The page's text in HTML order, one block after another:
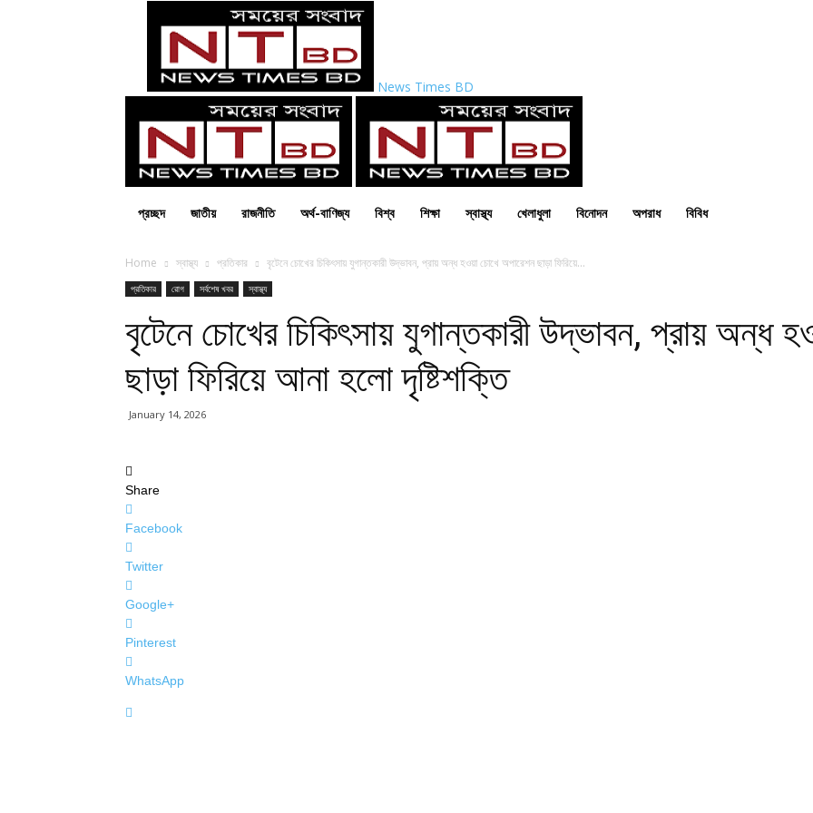
News Times BD
প্রচ্ছদ জাতীয় রাজনীতি অর্থ-বাণিজ্য বিশ্ব শিক্ষা স্বাস্থ্য খেলাধুলা বিনোদন অপরাধ বিবিধ
Home স্বাস্থ্য প্রতিকার বৃটেনে চোখের চিকিৎসায় যুগান্তকারী উদ্ভাবন, প্রায় অন্ধ হওয়া চোখে অপারেশন ছাড়া ফিরিয়ে...
প্রতিকার রোগ সর্বশেষ খবর স্বাস্থ্য
বৃটেনে চোখের চিকিৎসায় যুগান্তকারী উদ্ভাবন, প্রায় অন্ধ
ছাড়া ফিরিয়ে আনা হলো দৃষ্টিশক্তি
January 14, 2026
Share
Facebook
Twitter
Google+
Pinterest
WhatsApp